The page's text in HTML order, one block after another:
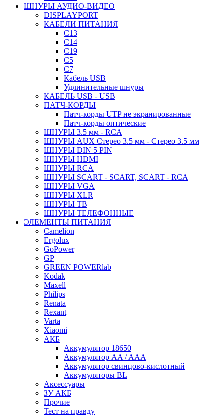
ШНУРЫ АУДИО-ВИДЕО
DISPLAYPORT
КАБЕЛИ ПИТАНИЯ
C13
C14
C19
C5
C7
Кабель USB
Удлинительные шнуры
КАБЕЛЬ USB - USB
ПАТЧ-КОРДЫ
Патч-корды UTP не экранированные
Патч-корды оптические
ШНУРЫ 3.5 мм - RCA
ШНУРЫ AUX Стерео 3.5 мм - Стерео 3.5 мм
ШНУРЫ DIN 5 PIN
ШНУРЫ HDMI
ШНУРЫ RCA
ШНУРЫ SCART - SCART, SCART - RCA
ШНУРЫ VGA
ШНУРЫ XLR
ШНУРЫ ТВ
ШНУРЫ ТЕЛЕФОННЫЕ
ЭЛЕМЕНТЫ ПИТАНИЯ
Camelion
Ergolux
GoPower
GP
GREEN POWERlab
Kodak
Maxell
Philips
Renata
Rexant
Varta
Xiaomi
АКБ
Аккумулятор 18650
Аккумулятор AA / AAA
Аккумулятор свинцово-кислотный
Аккумуляторы BL
Аксессуары
ЗУ АКБ
Прочие
Тест на правду